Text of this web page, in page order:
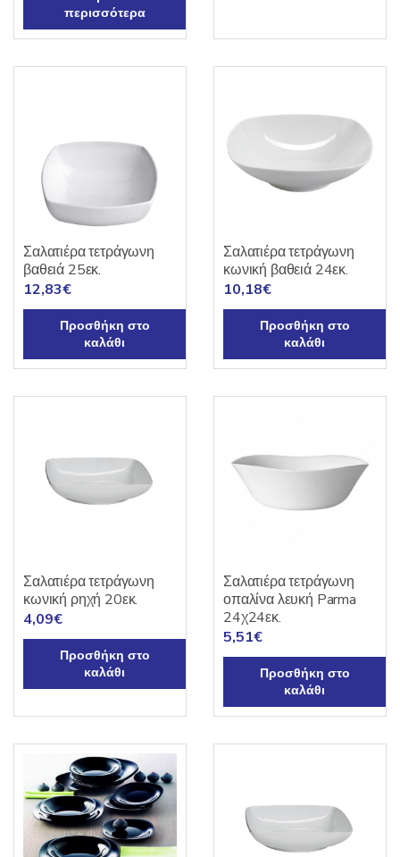
περισσότερα
Σαλατιέρα τετράγωνη
βαθειά 25εκ.
12,83€
Προσθήκη στο
καλάθι
Σαλατιέρα τετράγωνη
κωνική βαθειά 24εκ.
10,18€
Προσθήκη στο
καλάθι
Σαλατιέρα τετράγωνη
κωνική ρηχή 20εκ.
4,09€
Προσθήκη στο
καλάθι
Σαλατιέρα τετράγωνη
οπαλίνα λευκή Parma
24χ24εκ.
5,51€
Προσθήκη στο
καλάθι